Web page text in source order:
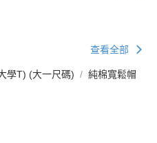
查看全部
學T) (大一尺碼)
純棉寬鬆帽